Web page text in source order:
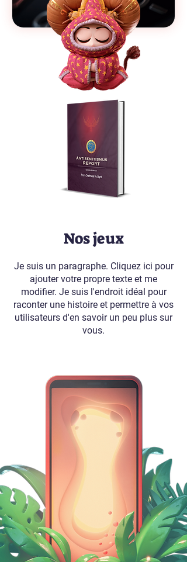
Nos jeux
Je suis un paragraphe. Cliquez ici pour
ajouter votre propre texte et me
modifier. Je suis l'endroit idéal pour
raconter une histoire et permettre à vos
utilisateurs d'en savoir un peu plus sur
vous.